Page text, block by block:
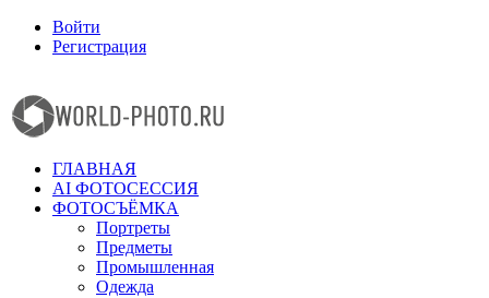
Войти
Регистрация
ГЛАВНАЯ
AI ФОТОСЕССИЯ
ФОТОСЪЁМКА
Портреты
Предметы
Промышленная
Одежда